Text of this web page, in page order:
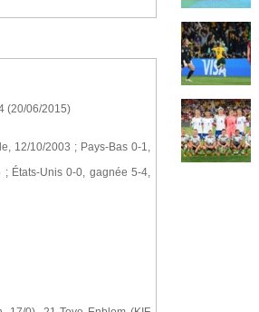
(20/06/2015)
12/10/2003 ; Pays-Bas 0-1,
États-Unis 0-0, gagnée 5-4,